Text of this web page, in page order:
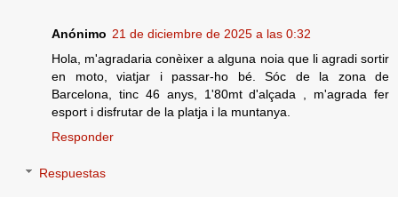
Anónimo 21 de diciembre de 2025 a las 0:32
Hola, m'agradaria conèixer a alguna noia que li agradi sortir
en moto, viatjar i passar-ho bé. Sóc de la zona de
Barcelona, tinc 46 anys, 1'80mt d'alçada , m'agrada fer
esport i disfrutar de la platja i la muntanya.
Responder
Respuestas